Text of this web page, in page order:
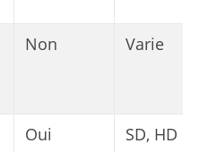
Non Varie
Oui SD, HD